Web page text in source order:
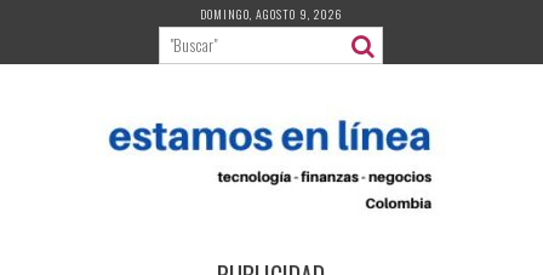
contenido
DOMINGO, AGOSTO 9, 2026